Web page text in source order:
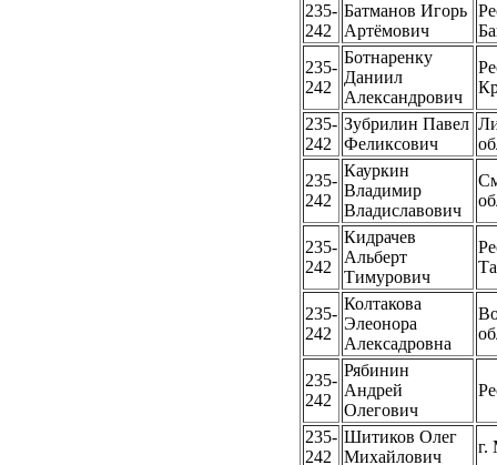
235-
242
Батманов Игорь
Артёмович
235-
242
Ботнаренку
Даниил
Александрович
235-
242
Зубрилин Павел
Феликсович
235-
242
Кауркин
Владимир
Владиславович
235-
242
Кидрачев
Альберт
Тимурович
235-
242
Колтакова
Элеонора
Алексадровна
235-
242
Рябинин
Андрей
Олегович
235-
242
Шитиков Олег
Михайлович
г.